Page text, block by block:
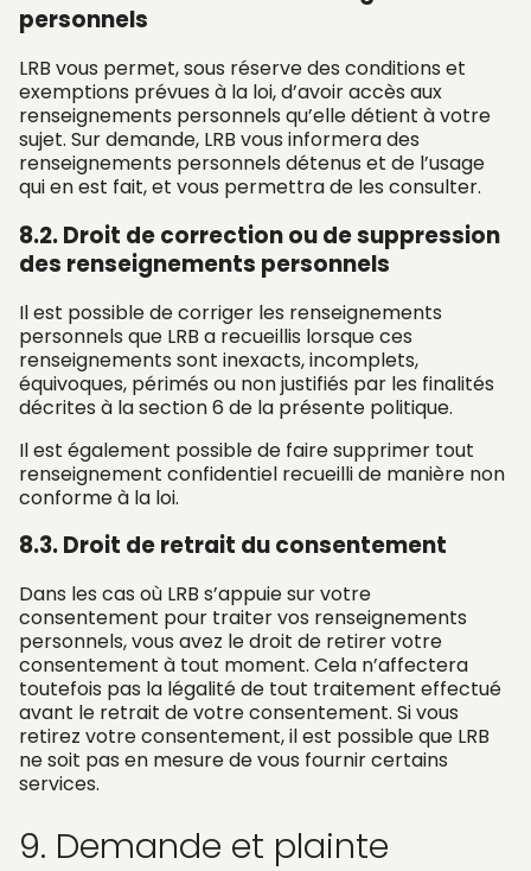
personnels
LRB vous permet, sous réserve des conditions et
exemptions prévues à la loi, d’avoir accès aux
renseignements personnels qu’elle détient à votre
sujet. Sur demande, LRB vous informera des
renseignements personnels détenus et de l’usage
qui en est fait, et vous permettra de les consulter.
8.2. Droit de correction ou de suppression
des renseignements personnels
Il est possible de corriger les renseignements
personnels que LRB a recueillis lorsque ces
renseignements sont inexacts, incomplets,
équivoques, périmés ou non justifiés par les finalités
décrites à la section 6 de la présente politique.
Il est également possible de faire supprimer tout
renseignement confidentiel recueilli de manière non
conforme à la loi.
8.3. Droit de retrait du consentement
Dans les cas où LRB s’appuie sur votre
consentement pour traiter vos renseignements
personnels, vous avez le droit de retirer votre
consentement à tout moment. Cela n’affectera
toutefois pas la légalité de tout traitement effectué
avant le retrait de votre consentement. Si vous
retirez votre consentement, il est possible que LRB
ne soit pas en mesure de vous fournir certains
services.
9. Demande et plainte